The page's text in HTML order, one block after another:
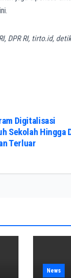
DPR RI, tirto.id,
Digitalisasi
Sekolah Hingga
Terluar
News